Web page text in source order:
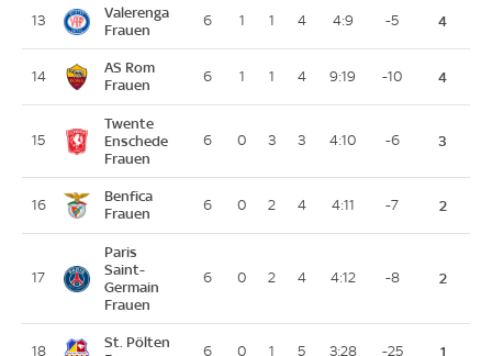
13
Valerenga
Frauen
6 1 1 4 4:9 -5 4
14
AS Rom
Frauen
6 1 1 4 9:19 -10 4
15
Twente
Enschede
Frauen
6 0 3 3 4:10 -6 3
16
Benfica
Frauen
6 0 2 4 4:11 -7 2
17
Paris
Saint-
Germain
Frauen
6 0 2 4 4:12 -8 2
18
St. Pölten
6 0 1 5 3:28 -25 1